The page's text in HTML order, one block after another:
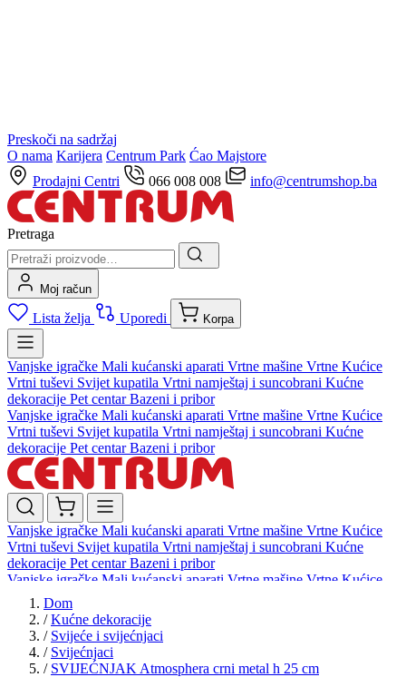
Preskoči na sadržaj
O nama Karijera Centrum Park Ćao Majstore
Prodajni Centri
066 008 008 info@centrumshop.ba
Pretraga
Moj račun
Lista želja Uporedi Korpa
Vanjske igračke Mali kućanski aparati Vrtne mašine Vrtne Kućice
Vrtni tuševi Svijet kupatila Vrtni namještaj i suncobrani Kućne
dekoracije Pet centarBazeni i pribor
Vanjske igračke Mali kućanski aparati Vrtne mašine Vrtne Kućice
Vrtni tuševi Svijet kupatila Vrtni namještaj i suncobrani Kućne
dekoracije Pet centarBazeni i pribor
Vanjske igračke Mali kućanski aparati Vrtne mašine Vrtne Kućice
Vrtni tuševi Svijet kupatila Vrtni namještaj i suncobrani Kućne
dekoracije Pet centarBazeni i pribor
Vanjske igračke Mali kućanski aparati Vrtne mašine Vrtne Kućice
Vrtni tuševi
dekoracijePet centar Bazeni i pribor
Dom
/ Kućne dekoracije
/ Svijeće i svijećnjaci
/ Svijećnjaci
/ SVIJEĆNJAK Atmosphera crni metal h 25 cm